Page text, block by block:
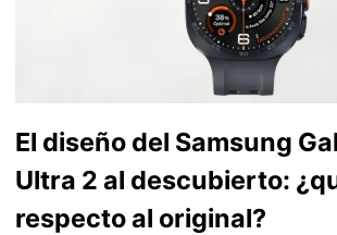
El diseño del Samsung
Ultra 2 al descubierto:
respecto al original?